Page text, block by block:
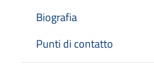
Biografia
Punti di contatto